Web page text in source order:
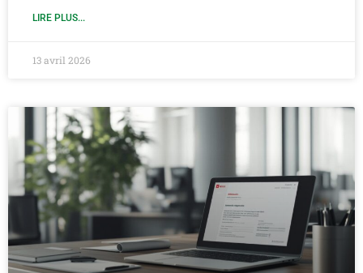
LIRE PLUS...
13 avril 2026